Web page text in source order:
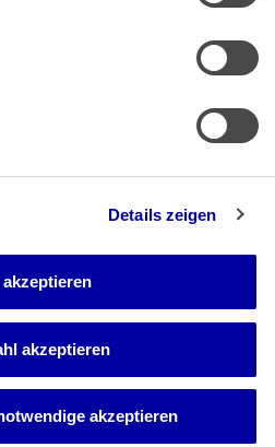
Details zeigen
akzeptieren
akzeptieren
(PDF)